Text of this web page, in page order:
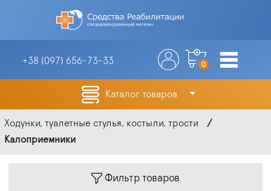
+38 (097) 656-73-33 0
Каталог товаров
Ходунки, туалетные стулья, костыли, трости
Калоприемники
Фильтр товаров